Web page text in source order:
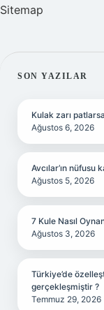
Sitemap
SON YAZILAR
Kulak zarı
Ağustos 6, 2026
Avcılar’ın nüfusu
Ağustos 5, 2026
7 Kule Nasıl
Ağustos 3, 2026
Türkiye’de
gerçekleşmiştir ?
Temmuz 29, 2026